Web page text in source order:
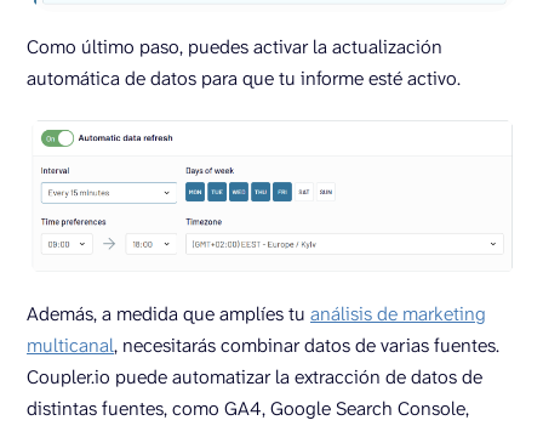
Como último paso, puedes activar la actualización
automática de datos para que tu informe esté activo.
Además, a medida que amplíes tu análisis de marketing
multicanal, necesitarás combinar datos de varias fuentes.
Coupler.io puede automatizar la extracción de datos de
distintas fuentes, como GA4, Google Search Console,